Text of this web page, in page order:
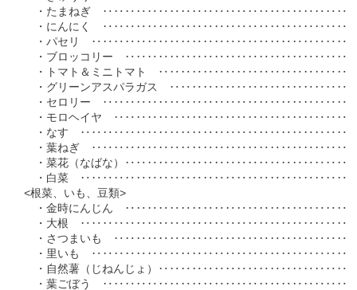
・たまねぎ　‥‥‥‥‥‥‥‥‥‥‥‥‥‥‥‥‥‥‥‥‥‥‥‥
・にんにく　
・パセリ　
・ブロッコリー　‥‥‥‥‥‥‥‥‥‥‥‥‥‥‥‥‥‥‥‥‥‥
・トマト＆ミニトマト　
・グリーンアスパラガス　
・セロリー　‥‥‥‥‥‥‥‥‥‥‥‥‥‥‥‥‥‥‥‥‥‥‥‥
・モロヘイヤ　‥‥‥‥‥‥‥‥‥‥‥‥‥‥‥‥‥‥‥‥‥‥‥
・なす　‥‥‥‥‥‥‥‥‥‥‥‥‥‥‥‥‥‥‥‥‥‥‥‥‥‥
・葉ねぎ　‥‥‥‥‥‥‥‥‥‥‥‥‥‥‥‥‥‥‥‥‥‥‥‥‥
・菜花（なばな）‥‥‥‥‥‥‥‥‥‥‥‥‥‥‥‥‥‥‥‥‥‥
・白菜　‥‥‥‥‥‥‥‥‥‥‥‥‥‥‥‥‥‥‥‥‥‥‥‥‥‥
<根菜、いも、豆類>
・金時にんじん　‥‥‥‥‥‥‥‥‥‥‥‥‥‥‥‥‥‥‥‥‥‥
・大根　‥‥‥‥‥‥‥‥‥‥‥‥‥‥‥‥‥‥‥‥‥‥‥‥‥‥
・さつまいも　‥‥‥‥‥‥‥‥‥‥‥‥‥‥‥‥‥‥‥‥‥‥‥
・里いも　‥‥‥‥‥‥‥‥‥‥‥‥‥‥‥‥‥‥‥‥‥‥‥‥‥
・自然薯（じねんじょ）
・葉ごぼう　‥‥‥‥‥‥‥‥‥‥‥‥‥‥‥‥‥‥‥‥‥‥‥‥